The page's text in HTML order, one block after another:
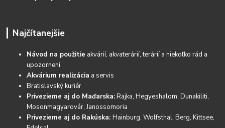
Najčítanejšie
Návod na použitie akvárií, akvaterárií, terárií a niekoľko rád a
upozornení
Akvárium realizácia a servis
Bratislavský kuriér
Privezieme aj do Maďarska:Rajka, Hegyeshalom, Dunakiliti,
Mosonmagyarovár, Janossomoria
Privezieme aj do Rakúska:Hainburg, Wolfsthal, Berg, Kittsee,